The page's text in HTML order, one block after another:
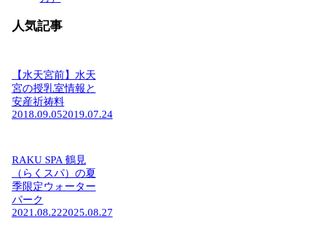
人気記事
【水天宮前】水天
宮の授乳室情報と
安産祈祷料
2018.09.052019.07.24
RAKU SPA 鶴見
（らくスパ）の夏
季限定ウォーター
パーク
2021.08.222025.08.27